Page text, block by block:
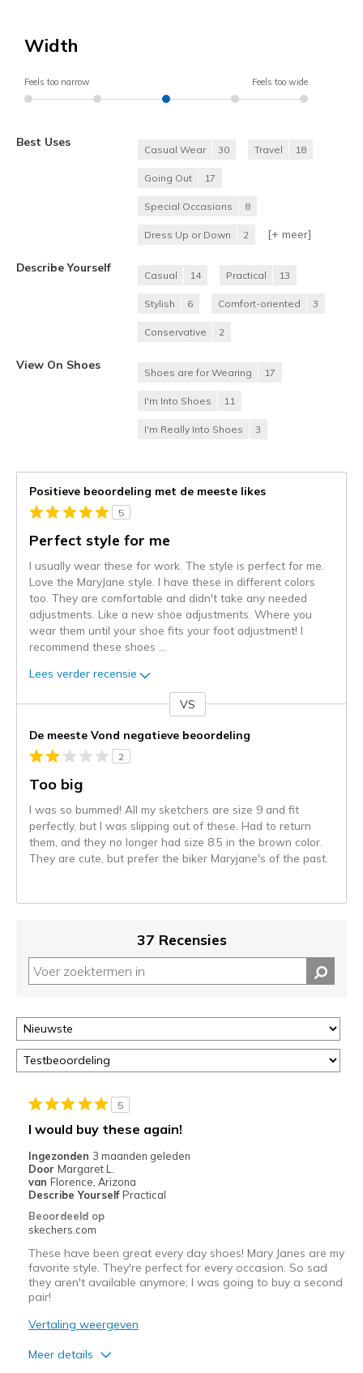
Width
Feels too narrow Feels too wide
Best Uses
Casual Wear 30 Travel 18
Going Out 17
Special Occasions 8
Dress Up or Down 2 [+ meer]
Describe Yourself
Casual 14 Practical 13
Stylish 6 Comfort-oriented 3
Conservative 2
View On Shoes
Shoes are for Wearing 17
I'm Into Shoes 11
I'm Really Into Shoes 3
Positieve beoordeling met de meeste likes
5
Perfect style for me
I usually wear these for work. The style is perfect for me.
Love the MaryJane style. I have these in different colors
too. They are comfortable and didn't take any needed
adjustments. Like a new shoe adjustments. Where you
wear them until your shoe fits your foot adjustment! I
recommend these shoes
Lees verder recensie
content
wordt
momenteel
gemigreerd
de
niejee
page_id.
de
migratie
controleren
deze
page
of
door
href="javascript:location.href=location.pathname;">hier</a>
page
met
de
migratiegeschiedenis
de
bezoeken.
VS
De meeste Vond negatieve beoordeling
2
Too big
I was so bummed! All my sketchers are size 9 and fit
perfectly, but I was slipping out of these. Had to return
them, and they no longer had size 8.5 in the brown color.
They are cute, but prefer the biker Maryjane's of the past.
37 Recensies
5
I would buy these again!
Ingezonden 3 maanden geleden
Door Margaret L.
van Florence, Arizona
Describe Yourself Practical
Beoordeeld op
skechers.com
These have been great every day shoes! Mary Janes are my
favorite style. They're perfect for every occasion. So sad
they aren't available anymore; I was going to buy a second
pair!
Vertaling weergeven
Meer details